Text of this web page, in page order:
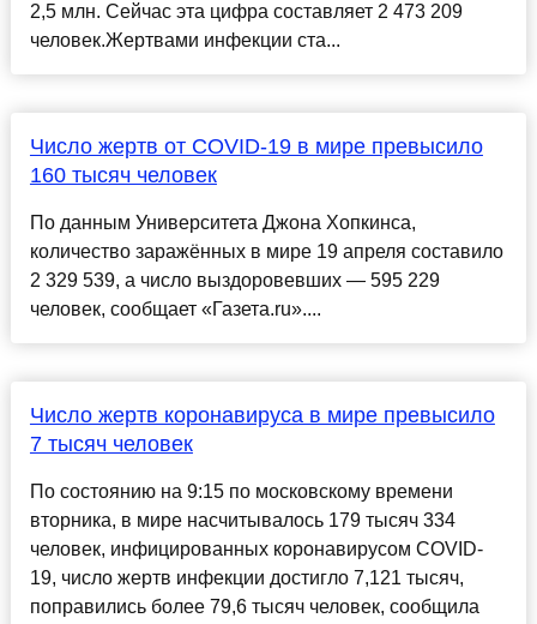
2,5 млн. Сейчас эта цифра составляет 2 473 209
человек.Жертвами инфекции ста...
Число жертв от COVID-19 в мире превысило
160 тысяч человек
По данным Университета Джона Хопкинса,
количество заражённых в мире 19 апреля составило
2 329 539, а число выздоровевших — 595 229
человек, сообщает «Газета.ru»....
Число жертв коронавируса в мире превысило
7 тысяч человек
По состоянию на 9:15 по московскому времени
вторника, в мире насчитывалось 179 тысяч 334
человек, инфицированных коронавирусом COVID-
19, число жертв инфекции достигло 7,121 тысяч,
поправились более 79,6 тысяч человек, сообщила